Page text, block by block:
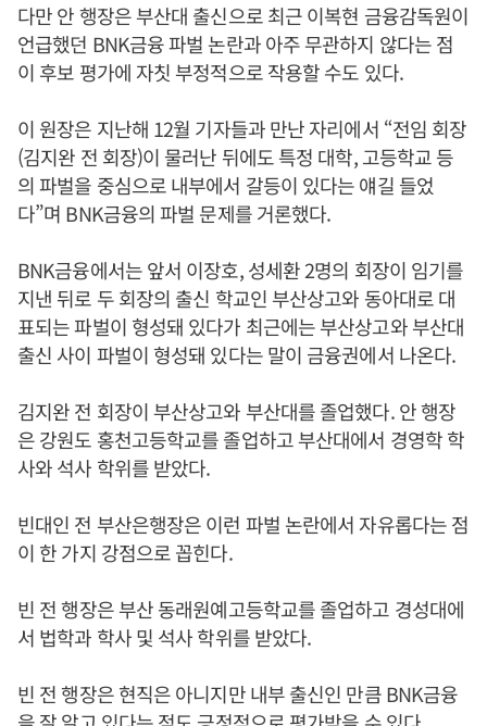
다만 안 행장은 부산대 출신으로 최근 이복현 금융감독원이
언급했던 BNK금융 파벌 논란과 아주 무관하지 않다는 점
이 후보 평가에 자칫 부정적으로 작용할 수도 있다.
이 원장은 지난해 12월 기자들과 만난 자리에서 “전임 회장
(김지완 전 회장)이 물러난 뒤에도 특정 대학, 고등학교 등
의 파벌을 중심으로 내부에서 갈등이 있다는 얘길 들었
다”며 BNK금융의 파벌 문제를 거론했다.
BNK금융에서는 앞서 이장호, 성세환 2명의 회장이 임기를
지낸 뒤로 두 회장의 출신 학교인 부산상고와 동아대로 대
표되는 파벌이 형성돼 있다가 최근에는 부산상고와 부산대
출신 사이 파벌이 형성돼 있다는 말이 금융권에서 나온다.
김지완 전 회장이 부산상고와 부산대를 졸업했다. 안 행장
은 강원도 홍천고등학교를 졸업하고 부산대에서 경영학 학
사와 석사 학위를 받았다.
빈대인 전 부산은행장은 이런 파벌 논란에서 자유롭다는 점
이 한 가지 강점으로 꼽힌다.
빈 전 행장은 부산 동래원예고등학교를 졸업하고 경성대에
서 법학과 학사 및 석사 학위를 받았다.
빈 전 행장은 현직은 아니지만 내부 출신인 만큼 BNK금융